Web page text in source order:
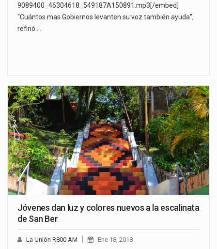
9089400_46304618_549187A150891.mp3[/embed]
"Cuántos mas Gobiernos levanten su voz también ayuda",
refirió.…
Jóvenes dan luz y colores nuevos a la escalinata
de San Ber
La Unión R800 AM Ene 18, 2018